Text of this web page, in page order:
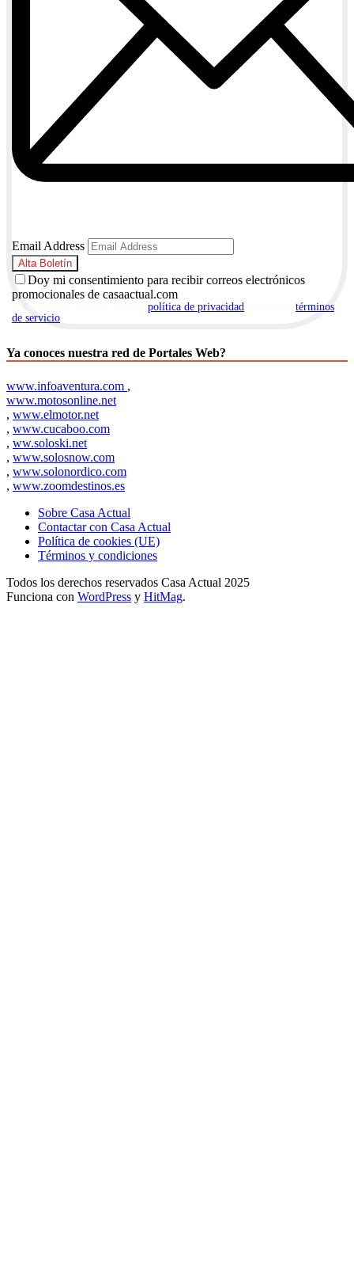
Email Address
Doy mi consentimiento para recibir correos electrónicos
promocionales de casaactual.com
política de privacidad
términos
de servicio
Ya conoces nuestra red de Portales Web?
www.infoaventura.com ,
www.motosonline.net
, www.elmotor.net
, www.cucaboo.com
, ww.soloski.net
, www.solosnow.com
, www.solonordico.com
, www.zoomdestinos.es
Sobre Casa Actual
Contactar con Casa Actual
Política de cookies (UE)
Términos y condiciones
Todos los derechos reservados Casa Actual 2025
Funciona con WordPress y HitMag.